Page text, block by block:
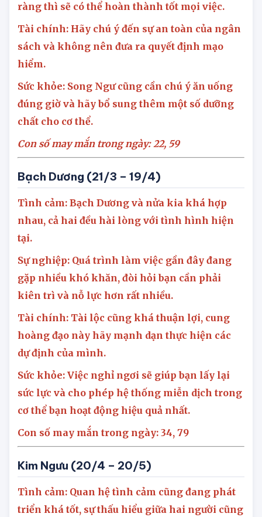
nhiều, bạn có kế hoạch và sắp xếp thời gian rõ
ràng thì sẽ có thể hoàn thành tốt mọi việc.
Tài chính: Hãy chú ý đến sự an toàn của ngân
sách và không nên đưa ra quyết định mạo
hiểm.
Sức khỏe: Song Ngư cũng cần chú ý ăn uống
đúng giờ và hãy bổ sung thêm một số dưỡng
chất cho cơ thể.
Con số may mắn trong ngày: 22, 59
Bạch Dương (21/3 – 19/4)
Tình cảm: Bạch Dương và nửa kia khá hợp
nhau, cả hai đều hài lòng với tình hình hiện
tại.
Sự nghiệp: Quá trình làm việc gần đây đang
gặp nhiều khó khăn, đòi hỏi bạn cần phải
kiên trì và nỗ lực hơn rất nhiều.
Tài chính: Tài lộc cũng khá thuận lợi, cung
hoàng đạo này hãy mạnh dạn thực hiện các
dự định của mình.
Sức khỏe: Việc nghỉ ngơi sẽ giúp bạn lấy lại
sức lực và cho phép hệ thống miễn dịch trong
cơ thể bạn hoạt động hiệu quả nhất.
Con số may mắn trong ngày: 34, 79
Kim Ngưu (20/4 – 20/5)